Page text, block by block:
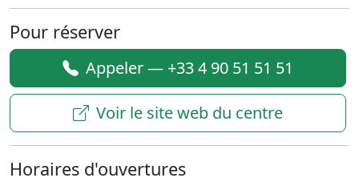
Pour réserver
Appeler — +33 4 90 51 51 51
Voir le site web du centre
Horaires d'ouvertures